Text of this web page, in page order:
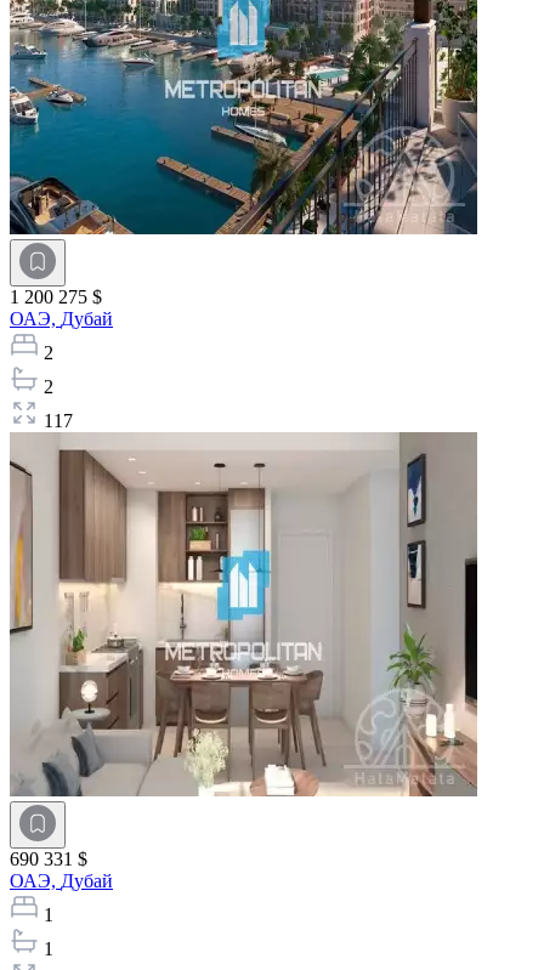
1 200 275 $
ОАЭ, Дубай
2
2
117
690 331 $
ОАЭ, Дубай
1
1